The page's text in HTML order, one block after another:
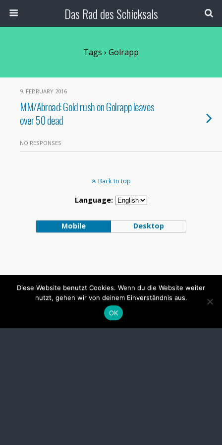
Das Rad des Schicksals
Tags › Golrapp
9. FEBRUARY 2016
MM/Abroad: Gold rush on Golrapp leaves
over 50 dead
NO RESPONSES
Back to top
Language:
Mobile Desktop
Diese Website benutzt Cookies. Wenn du die Website weiter
nutzt, gehen wir von deinem Einverständnis aus.
OK